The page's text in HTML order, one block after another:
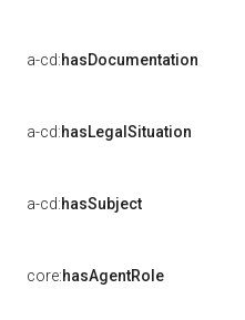
a-cd:hasDocumentation
a-cd:hasLegalSituation
a-cd:hasSubject
core:hasAgentRole